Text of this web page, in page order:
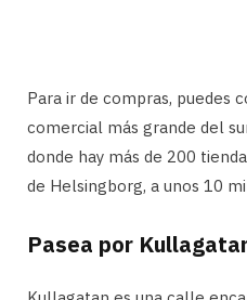
Para ir de compras, puedes
comercial más grande del
donde hay más de 200
de Helsingborg, a unos 10
Pasea por